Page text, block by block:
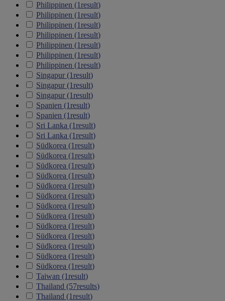
Philippinen (1result)
Philippinen (1result)
Philippinen (1result)
Philippinen (1result)
Philippinen (1result)
Philippinen (1result)
Philippinen (1result)
Singapur (1result)
Singapur (1result)
Singapur (1result)
Spanien (1result)
Spanien (1result)
Sri Lanka (1result)
Sri Lanka (1result)
Südkorea (1result)
Südkorea (1result)
Südkorea (1result)
Südkorea (1result)
Südkorea (1result)
Südkorea (1result)
Südkorea (1result)
Südkorea (1result)
Südkorea (1result)
Südkorea (1result)
Südkorea (1result)
Südkorea (1result)
Südkorea (1result)
Taiwan (1result)
Thailand (57results)
Thailand (1result)